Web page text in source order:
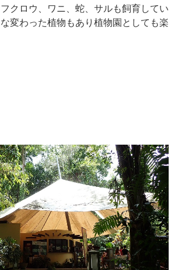
クロウ、ワニ、蛇、サルも飼育してい
変わった植物もあり植物園としても楽